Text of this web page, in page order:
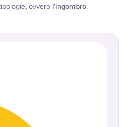
ovvero l’ingombro.